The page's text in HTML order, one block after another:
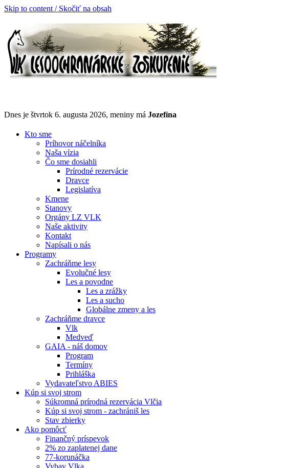
Skip to content / Skočiť na obsah
Dnes je štvrtok 6. augusta 2026, meniny má Jozefína
Kto sme
Príhovor náčelníka
Naša vízia
Čo sme dosiahli
Prírodné rezervácie
Dravce
Legislatíva
Kmene
Stanovy
Orgány LZ VLK
Naše aktivity
Kontakt
Napísali o nás
Programy
Zachráňme lesy
Evolučné lesy
Les a povodne
Les a zrážky
Les a sucho
Globálne zmeny a les
Zachráňme dravce
Vlk
Medveď
GAIA - náš domov
Program
Termíny
Prihláška
Vydavateľstvo ABIES
Kúp si svoj strom
Súkromná prírodná rezervácia Vlčia
Kúp si svoj strom - zachrániš les
Stav zbierky
Ako pomôcť
Finančný príspevok
2% zo zaplatenej dane
77-korunáčka
Vybav Vlka